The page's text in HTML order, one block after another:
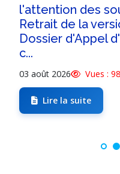
l'attention des
Retrait de la
Dossier d'Appel
c...
03 août 2026 Vues : 98
Lire la suite